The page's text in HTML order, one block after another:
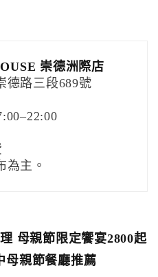
崇德洲際店
德路三段689號
為主。
母親節限定饗宴2800起
母親節餐廳推薦